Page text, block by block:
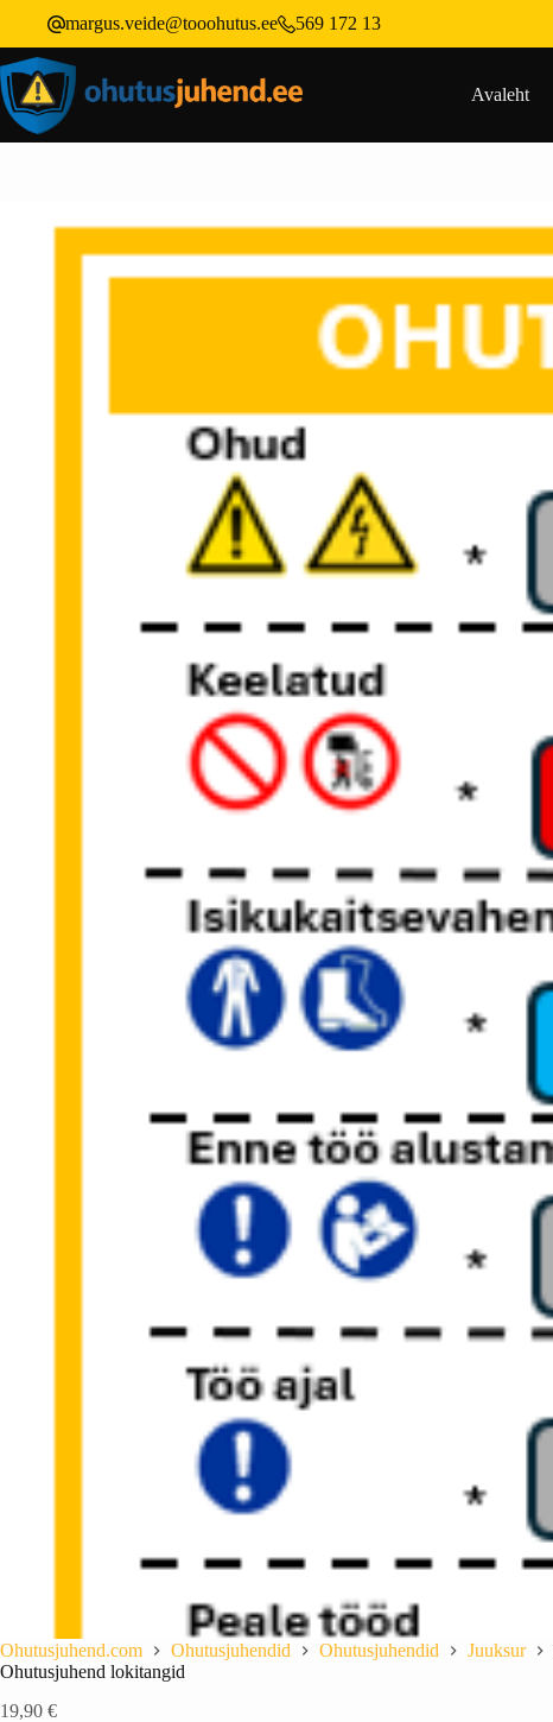
margus.veide@tooohutus.ee 569 172 13
Avaleht
Ohutusjuhend.com Ohutusjuhendid Ohutusjuhendid Juuksur
Ohutusjuhend lokitangid
19,90 €